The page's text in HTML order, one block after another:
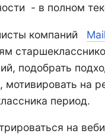
- в полном
компаний
подобрать
мотивировать на
период.
на